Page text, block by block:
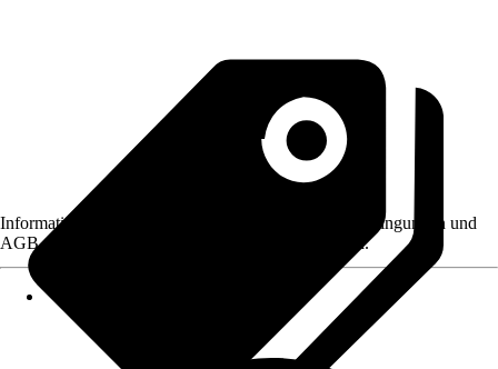
Informationen des Verkäufers, wie z. B. Rückgabebedingungen und
AGB, finden Sie bei Klick auf den Verkäufernamen.